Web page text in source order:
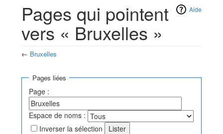
Aide
Pages qui pointent
vers « Bruxelles »
← Bruxelles
Pages liées
Page :
Espace de noms :
Inverser la sélection